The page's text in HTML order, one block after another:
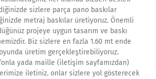
sizlere parça pano baskılar
metraj baskılar üretiyoruz. Önemli
projeye uygun tasarım ve baskı
Biz sizlere en fazla 1.60 mt ende
üretim gerçekleştirebiliyoruz.
yada maille (iletişim sayfamızdan)
iletiniz. onlar sizlere yol gösterecek